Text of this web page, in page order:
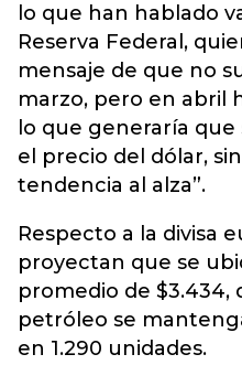
lo que han hablado
Reserva Federal,
mensaje de que no
marzo, pero en abril
lo que generaría
el precio del dólar,
tendencia al alza”.
Respecto a la divisa
proyectan que se
promedio de $3.434,
petróleo se
en 1.290 unidades.